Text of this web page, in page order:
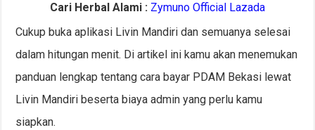
Cari Herbal Alami : Zymuno Official Lazada
Cukup buka aplikasi Livin Mandiri dan semuanya selesai
dalam hitungan menit. Di artikel ini kamu akan menemukan
panduan lengkap tentang cara bayar PDAM Bekasi lewat
Livin Mandiri beserta biaya admin yang perlu kamu
siapkan.